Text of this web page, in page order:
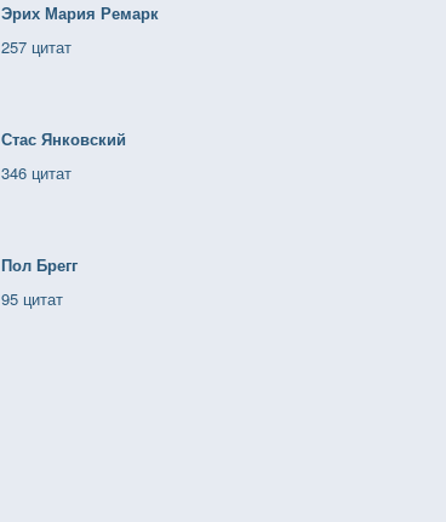
Эрих Мария Ремарк
257 цитат
Стас Янковский
346 цитат
Пол Брегг
95 цитат